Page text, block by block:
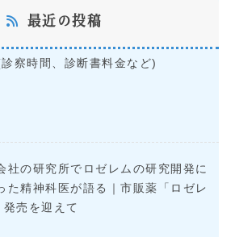
最近の投稿
察時間、診断書料金など)
社の研究所でロゼレムの研究開発に
た精神科医が語る｜市販薬「ロゼレ
発売を迎えて